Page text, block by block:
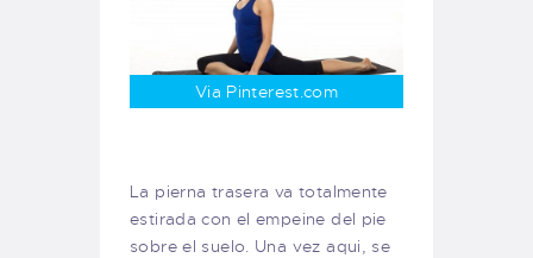
Via Pinterest.com
La pierna trasera va totalmente
estirada con el empeine del pie
sobre el suelo. Una vez aqui, se